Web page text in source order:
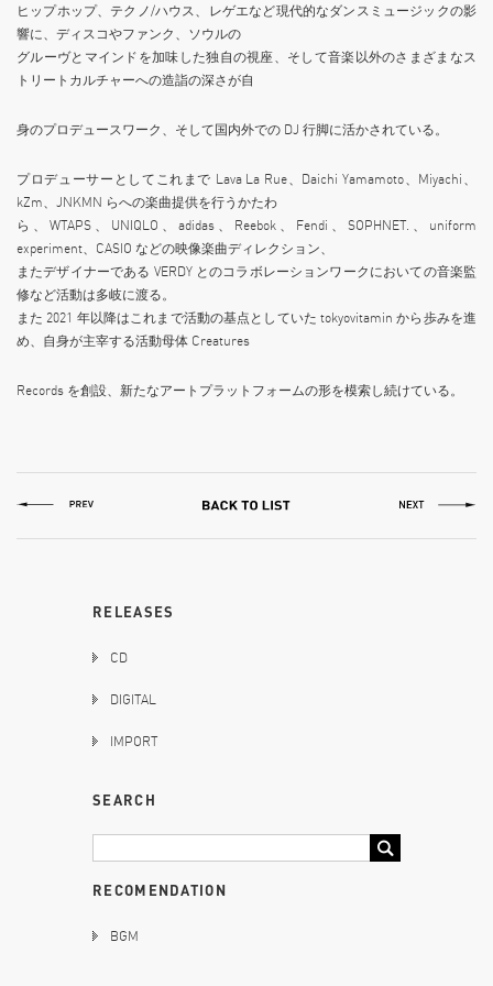
ヒップホップ、テクノ/ハウス、レゲエなど現代的なダンスミュージックの影
響に、ディスコやファンク、ソウルの
グルーヴとマインドを加味した独自の視座、そして音楽以外のさまざまなス
トリートカルチャーへの造詣の深さが自
身のプロデュースワーク、そして国内外での DJ 行脚に活かされている。
プロデューサーとしてこれまで Lava La Rue、Daichi Yamamoto、Miyachi、
kZm、JNKMN らへの楽曲提供を行うかたわ
ら、WTAPS、UNIQLO、adidas、Reebok、Fendi、SOPHNET.、uniform
experiment、CASIO などの映像楽曲ディレクション、
またデザイナーである VERDY とのコラボレーションワークにおいての音楽監
修など活動は多岐に渡る。
また 2021 年以降はこれまで活動の基点としていた tokyovitamin から歩みを進
め、自身が主宰する活動母体 Creatures
Records を創設、新たなアートプラットフォームの形を模索し続けている。
RELEASES
CD
DIGITAL
IMPORT
SEARCH
RECOMENDATION
BGM